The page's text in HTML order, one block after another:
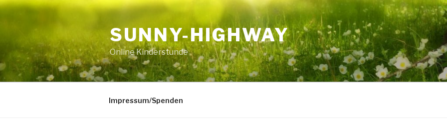
Zum
SUNNY-HIGHWAY
Online Kinderstunde
Impressum/Spenden